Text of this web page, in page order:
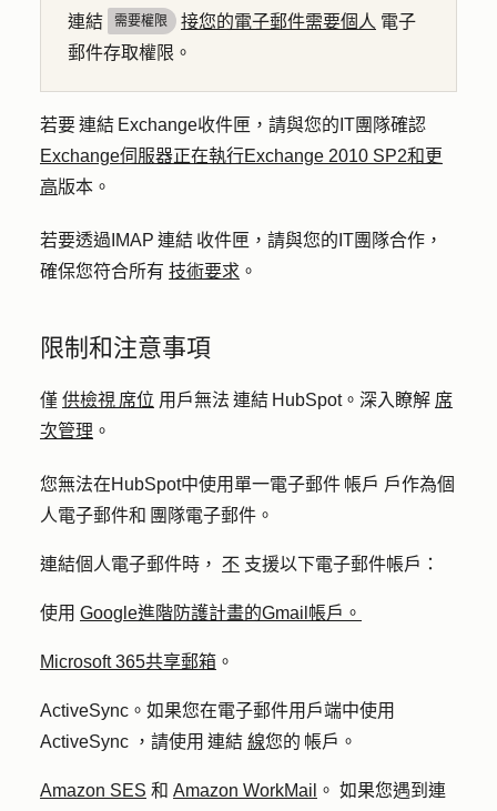
連結 需要權限 接您的電子郵件需要個人 電子
郵件存取權限。
若要 連結 Exchange收件匣，請與您的IT團隊確認
Exchange伺服器正在執行Exchange 2010 SP2和更
高版本。
若要透過IMAP 連結 收件匣，請與您的IT團隊合作，
確保您符合所有 技術要求 。
限制和注意事項
僅 供檢視 席位 用戶無法 連結 HubSpot。深入瞭解 席
次管理 。
您無法在HubSpot中使用單一電子郵件 帳戶 戶作為個
人電子郵件和 團隊電子郵件。
連結個人電子郵件時， 不 支援以下電子郵件帳戶：
使用 Google進階防護計畫的Gmail帳戶。
Microsoft 365共享郵箱 。
ActiveSync。如果您在電子郵件用戶端中使用
ActiveSync ，請使用 連結 線您的 帳戶。
Amazon SES 和 Amazon WorkMail 。 如果您遇到連